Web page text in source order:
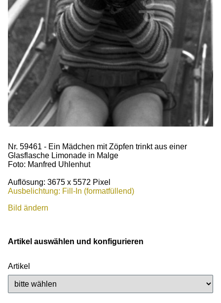
Nr. 59461 - Ein Mädchen mit Zöpfen trinkt aus einer
Glasflasche Limonade in Malge
Foto: Manfred Uhlenhut
Auflösung: 3675 x 5572 Pixel
Ausbelichtung: Fill-In (formatfüllend)
Bild ändern
Artikel auswählen und konfigurieren
Artikel